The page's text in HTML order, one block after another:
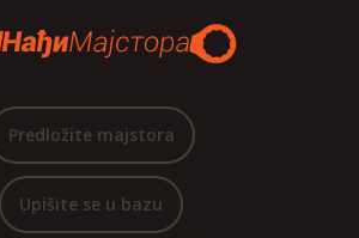
Predložite majstora
Upišite se u bazu